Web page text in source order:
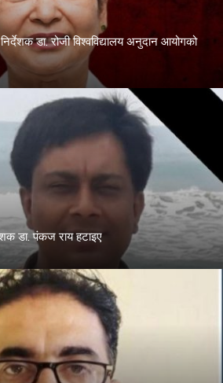
डा. रोजी विश्वविद्यालय अनुदान आयोगको
डा. पंकज राय हटाइए